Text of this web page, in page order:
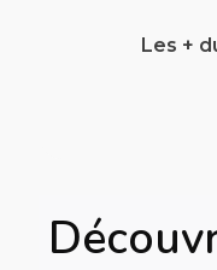
Les +